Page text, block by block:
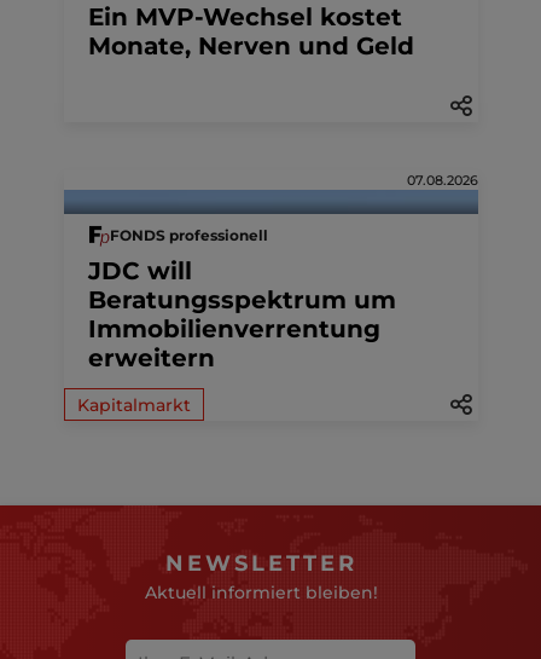
Ein MVP-Wechsel kostet
Monate, Nerven und Geld
07.08.2026
FONDS professionell
JDC will
Beratungsspektrum um
Immobilienverrentung
erweitern
Kapitalmarkt
NEWSLETTER
Aktuell informiert bleiben!